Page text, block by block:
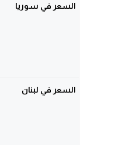
السعر في سوريا
السعر في لبنان